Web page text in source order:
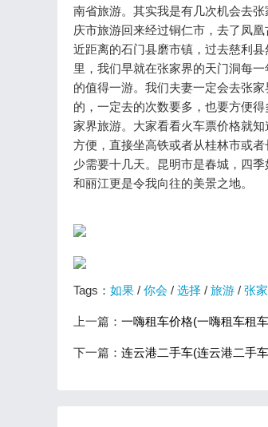
南省旅游。其实我是有几次机会去
庆市旅游回来经过铜仁市，去了凤
近距离的石门县磨市镇，过去慈利
里，我们早就在张家界的天门洞每
的值得一游。我们夫妻一定会去张
的，一定去的次数要多，也要方便
家界旅游。大家看看火车票价格就
方便，直接坐高铁或者从桂林市或
少需要十几天。昆明市是春城，四
和丽江更是令我向往的美景之地。
Tags： 如果 / 你会 / 选择 / 旅游 / 张
上一篇： 一嗨租车价格(一嗨租车租
下一篇： 连云港二手车(连云港二手